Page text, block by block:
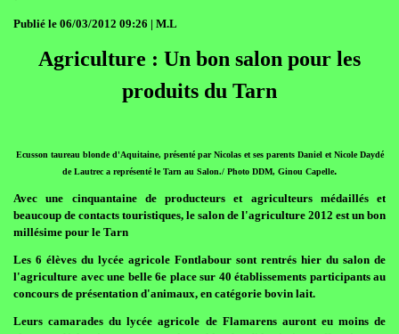
Publié le 06/03/2012 09:26 | M.L
Agriculture : Un bon salon pour les
produits du Tarn
Ecusson taureau blonde d'Aquitaine, présenté par Nicolas et ses parents Daniel et Nicole Daydé
de Lautrec a représenté le Tarn au Salon./ Photo DDM, Ginou Capelle.
Avec une cinquantaine de producteurs et agriculteurs médaillés et
beaucoup de contacts touristiques, le salon de l'agriculture 2012 est un bon
millésime pour le Tarn
Les 6 élèves du lycée agricole Fontlabour sont rentrés hier du salon de
l'agriculture avec une belle 6e place sur 40 établissements participants au
concours de présentation d'animaux, en catégorie bovin lait.
Leurs camarades du lycée agricole de Flamarens auront eu moins de